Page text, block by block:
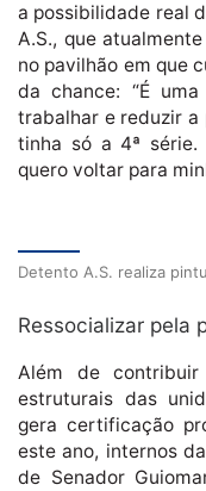
a possibilidade real
A.S., que
no pavilhão em que
da chance: “É
trabalhar e reduzir a
tinha só a 4ª
quero voltar para
Detento A.S. realiza
Ressocializar pela
Além de
estruturais das
gera certificação
este ano, internos
de Senador